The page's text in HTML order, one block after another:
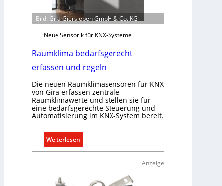
Bild: Gira Giersiepen GmbH & Co. KG
Neue Sensorik für KNX-Systeme
Raumklima bedarfsgerecht
erfassen und regeln
Die neuen Raumklimasensoren für KNX
von Gira erfassen zentrale
Raumklimawerte und stellen sie für
eine bedarfsgerechte Steuerung und
Automatisierung im KNX-System bereit.
Weiterlesen
R
Anzeige